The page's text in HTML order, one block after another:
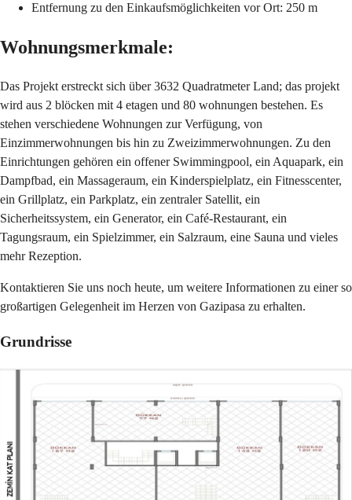
Entfernung zu den Einkaufsmöglichkeiten vor Ort: 250 m
Wohnungsmerkmale:
Das Projekt erstreckt sich über 3632 Quadratmeter Land; das projekt
wird aus 2 blöcken mit 4 etagen und 80 wohnungen bestehen. Es
stehen verschiedene Wohnungen zur Verfügung, von
Einzimmerwohnungen bis hin zu Zweizimmerwohnungen. Zu den
Einrichtungen gehören ein offener Swimmingpool, ein Aquapark, ein
Dampfbad, ein Massageraum, ein Kinderspielplatz, ein Fitnesscenter,
ein Grillplatz, ein Parkplatz, ein zentraler Satellit, ein
Sicherheitssystem, ein Generator, ein Café-Restaurant, ein
Tagungsraum, ein Spielzimmer, ein Salzraum, eine Sauna und vieles
mehr Rezeption.
Kontaktieren Sie uns noch heute, um weitere Informationen zu einer so
großartigen Gelegenheit im Herzen von Gazipasa zu erhalten.
Grundrisse